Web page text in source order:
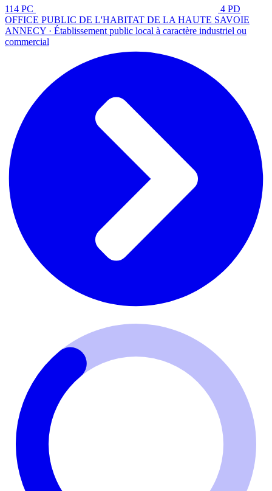
114 PC
4 PD
OFFICE PUBLIC DE L'HABITAT DE LA HAUTE SAVOIE
ANNECY · Établissement public local à caractère industriel ou
commercial